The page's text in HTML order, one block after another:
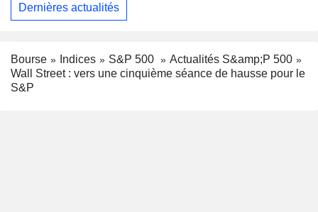
Dernières actualités
Bourse Indices S&P 500
Actualités S&amp;P 500
Wall Street : vers une cinquième séance de hausse pour le
S&P